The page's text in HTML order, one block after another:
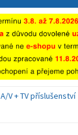
A/V + TV příslušenství